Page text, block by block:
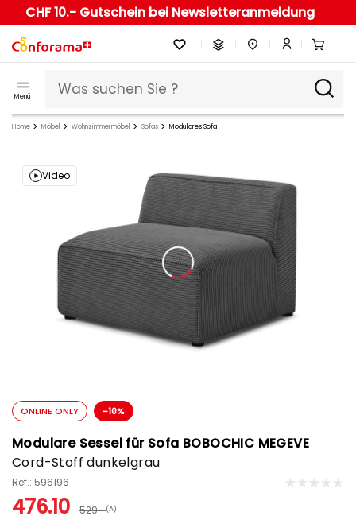
CHF 10.- Gutschein bei Newsletteranmeldung
Menü
Home Möbel Wohnzimmermöbel Sofas Modulares Sofa
Video
ONLINE ONLY -10%
Modulare Sessel für Sofa BOBOCHIC MEGEVE
Cord-Stoff dunkelgrau
Ref.: 596196
476.10 529.-(A)